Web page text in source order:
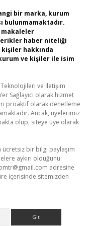
bir marka, kurum
bulunmamaktadır.
makaleler
haber niteliği
hakkında
ve kişiler ile isim
Teknolojileri ve İletişim
Sağlayıcı olarak hizmet
proaktif olarak denetleme
Ancak, üyelerimiz
olup, siteye üye olarak
ücretsiz bir bilgi paylaşım
aykırı olduğunu
adresine
içerisinde sitemizden